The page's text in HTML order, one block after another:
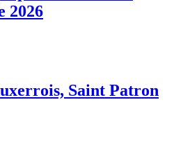
2026
Saint Patron